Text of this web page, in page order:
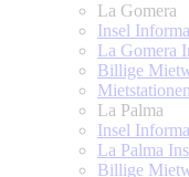
La Gomera
Insel
La Gomera
Billige
La Palma
Insel
La Palma
Billige